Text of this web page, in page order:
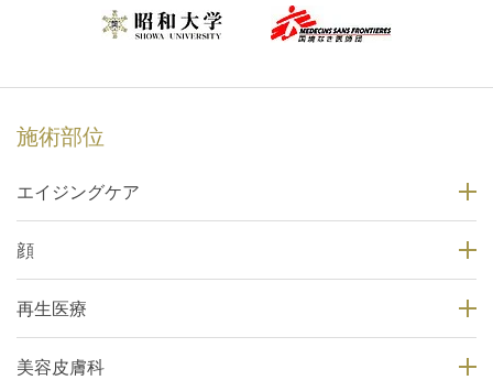
施術部位
エイジングケア
顔
再生医療
美容皮膚科